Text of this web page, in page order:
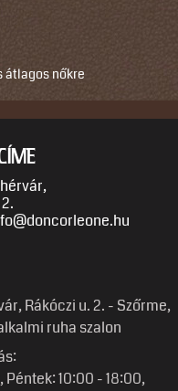
átlagos nőkre
Rákóczi u. 2. - Szőrme,
ruha szalon
10:00 - 18:00,